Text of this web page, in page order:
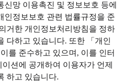
신망 이용촉진 및 정보보호 등에
인정보보호 관련 법률규정을 준
거한 개인정보처리방침을 정하
다하고 있습니다. 또한 「개인
를 준수하고 있으며, 이를 인터
션에 공개하여 이용자가 언제
하고 있습니다.